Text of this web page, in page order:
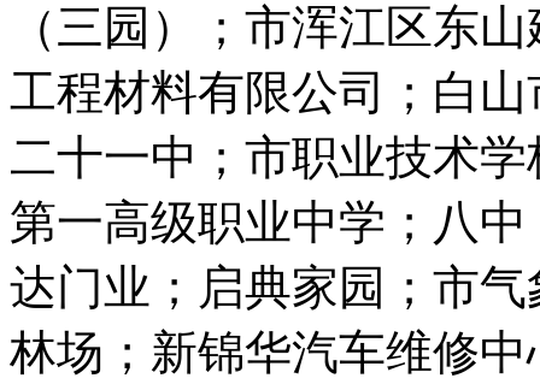
（三园）；市浑江区东
工程材料有限公司；白
二十一中；市职业技术
第一高级职业中学；八
达门业；启典家园；市
林场；新锦华汽车维修